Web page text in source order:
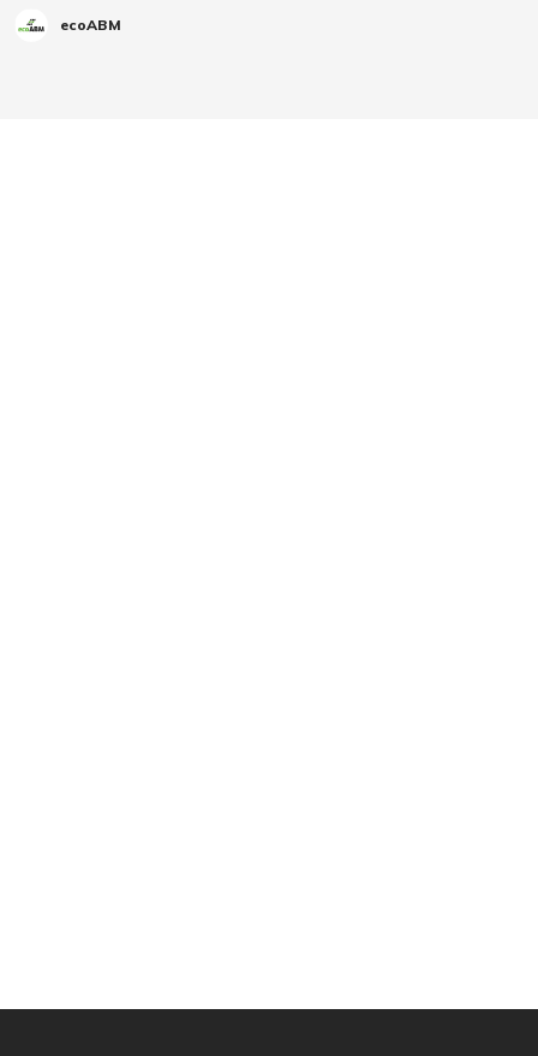
ecoABM